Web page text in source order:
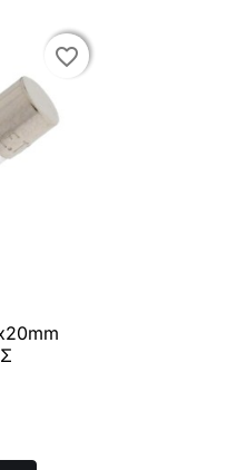
favorite_border
favorite_border